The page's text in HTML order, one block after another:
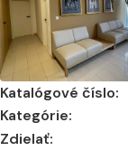
Katalógové číslo:
Kategórie:
Zdielať: